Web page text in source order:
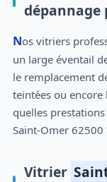
dépannage
Nos vitriers professionnels à Saint-Omer 62500 proposent
un large éventail
le remplacement
teintées ou encore
quelles
Saint-Omer 62500
Vitrier